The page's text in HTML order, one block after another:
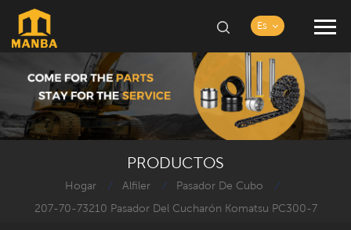
Es
PRODUCTOS
Hogar / Alfiler / Pasador De Cubo /
207-70-73210 Pasador Del Cucharón Komatsu PC300-7